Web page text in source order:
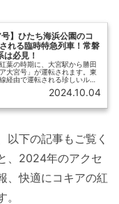
号】ひたち海浜公園のコ
れる臨時特急列車！常磐
必見！
葉の時期に、大宮駅から勝田
大宮号」が運転されます。東
経由で運転される珍しいルー
乗り鉄ブログ】では、2023年
概要に加えて、かつて快速列
2024.10.04
以下の記事もご覧く
、2024年のアクセ
、快適にコキアの紅